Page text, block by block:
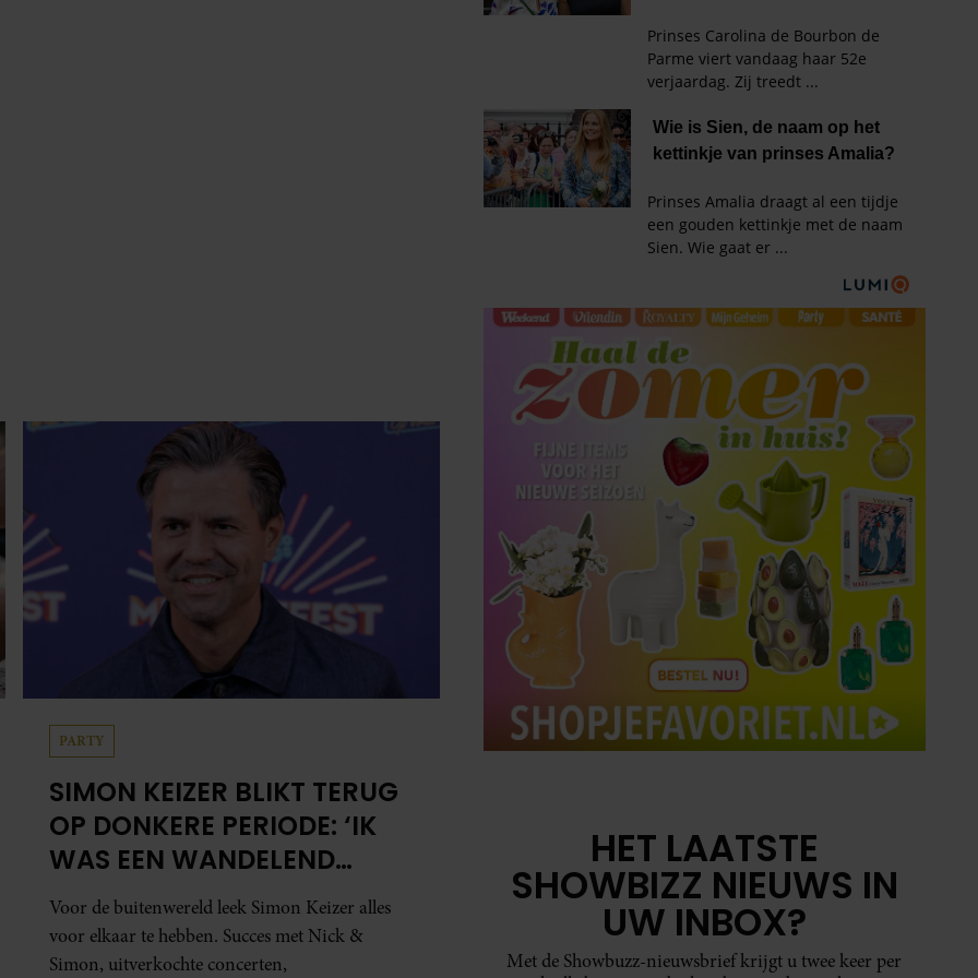
Voor de buitenwereld leek Simon Keizer alles
voor elkaar te hebben. Succes met Nick &
Simon, uitverkochte concerten,
televisieoptredens, een gelukkig gezin en
financiële zekerheid. Toch voelde er vanbinnen
al jaren iets niet goed. In een openhartig
interview met ‘MAX Magazine’ vertelt de
zanger dat hij lange tijd vooral overleefde en
steeds verder van zijn gevoel verwijderd raakte.
SANTE
HET LAATSTE
SHOWBIZZ NIEUWS IN
UW INBOX?
Met de Showbuzz-nieuwsbrief krijgt u twee keer per